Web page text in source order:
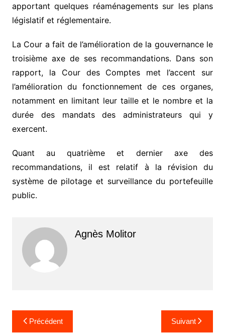
apportant quelques réaménagements sur les plans
législatif et réglementaire.
La Cour a fait de l’amélioration de la gouvernance le
troisième axe de ses recommandations. Dans son
rapport, la Cour des Comptes met l’accent sur
l’amélioration du fonctionnement de ces organes,
notamment en limitant leur taille et le nombre et la
durée des mandats des administrateurs qui y
exercent.
Quant au quatrième et dernier axe des
recommandations, il est relatif à la révision du
système de pilotage et surveillance du portefeuille
public.
Agnès Molitor
Navigation
de
Précédent Suivant